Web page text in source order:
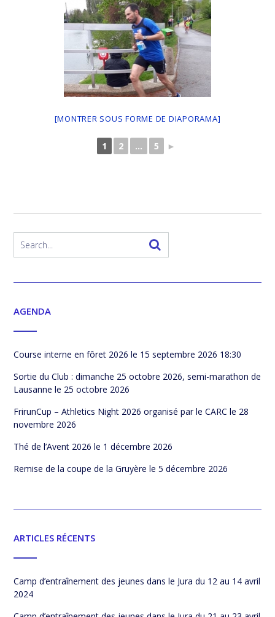
[MONTRER SOUS FORME DE DIAPORAMA]
1 2 ... 5 ►
AGENDA
Course interne en fôret 2026 le 15 septembre 2026 18:30
Sortie du Club : dimanche 25 octobre 2026, semi-marathon de
Lausanne le 25 octobre 2026
FrirunCup – Athletics Night 2026 organisé par le CARC le 28
novembre 2026
Thé de l’Avent 2026 le 1 décembre 2026
Remise de la coupe de la Gruyère le 5 décembre 2026
ARTICLES RÉCENTS
Camp d’entraînement des jeunes dans le Jura du 12 au 14 avril
2024